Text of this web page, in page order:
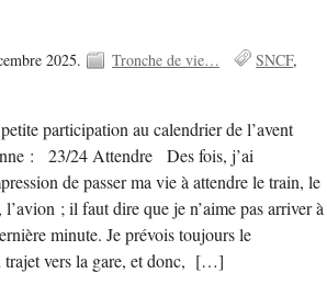
2025. Tronche de vie…
SNCF
participation au calendrier de l’avent
: 23/24 Attendre Des fois, j’ai
de passer ma vie à attendre le train, le
l’avion ; il faut dire que je n’aime pas arriver à
minute. Je prévois toujours le
trajet vers la gare, et donc, […]